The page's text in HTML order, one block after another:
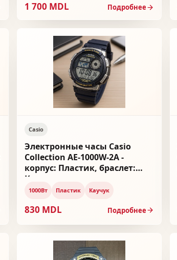
1 700 MDL Подробнее
Casio
Электронные часы Casio
Collection AE-1000W-2A -
корпус: Пластик, браслет:
Каучук
1000Вт Пластик Каучук
830 MDL Подробнее